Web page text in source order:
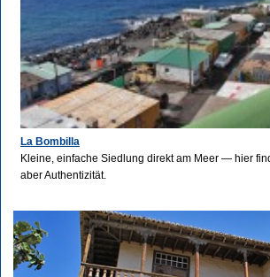
La Bombilla
Kleine, einfache Siedlung direkt am Meer — hier
aber Authentizität.